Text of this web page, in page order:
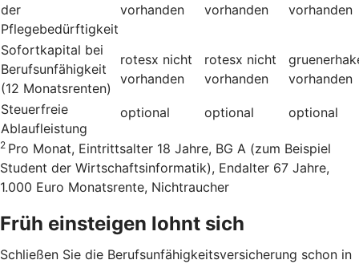
der
Pflegebedürftigkeit
vorhanden
vorhanden
vorhanden
Sofortkapital bei
Berufsunfähigkeit
(12 Monatsrenten)
rotesx nicht
vorhanden
rotesx nicht
vorhanden
vorhanden
Steuerfreie
Ablaufleistung
optional optional optional
2 Pro Monat, Eintrittsalter 18 Jahre, BG A (zum Beispiel
Student der Wirtschaftsinformatik), Endalter 67 Jahre,
1.000 Euro Monatsrente, Nichtraucher
Früh einsteigen lohnt sich
Schließen Sie die Berufsunfähigkeitsversicherung schon in